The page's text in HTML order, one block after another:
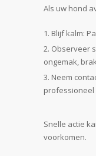
Als uw hond
Blijf kalm:
Observeer
ongemak,
Neem
professioneel
Snelle actie
voorkomen.